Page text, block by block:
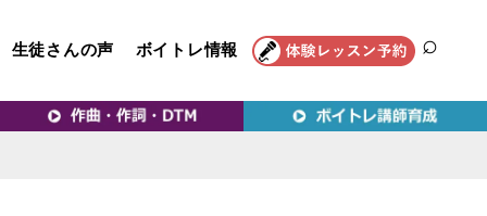
イトレ教室｜VERY MERRY
生徒さんの声 ボイトレ情報